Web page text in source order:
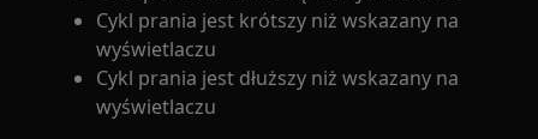
Cykl prania jest krótszy niż wskazany na
wyświetlaczu
Cykl prania jest dłuższy niż wskazany na
wyświetlaczu